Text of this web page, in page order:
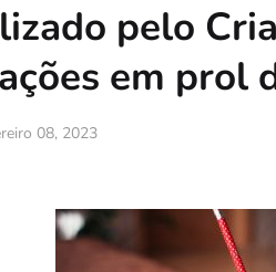
pelo
em prol
08, 2023